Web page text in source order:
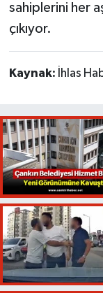
sahiplerini her
çıkıyor.
Kaynak: İhlas